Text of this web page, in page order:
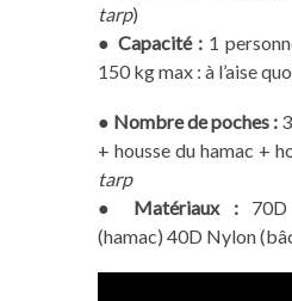
tarp)
●Capacité : 1
150 kg max : à l’aise
● Nombre de poches :
+ housse du hamac +
tarp
● Matériaux :70D
(hamac) 40D Nylon